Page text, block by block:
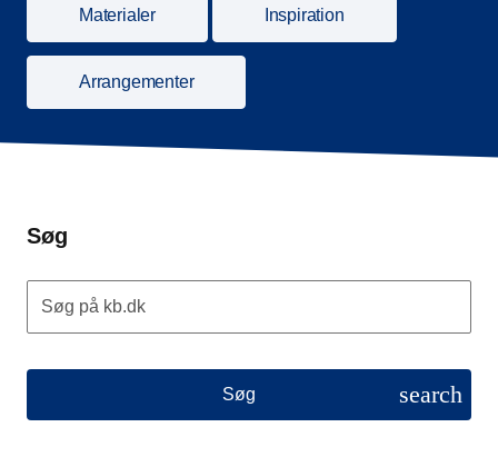
Materialer Inspiration
Arrangementer
Søg
Søg på kb.dk
Søg search